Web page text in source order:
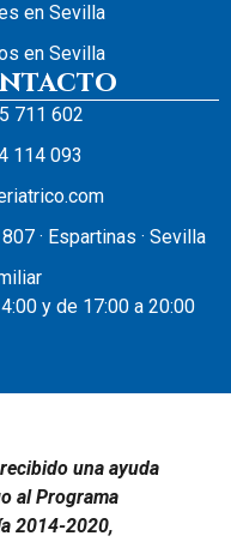
en Sevilla
en Sevilla
711 602
114 093
· Espartinas · Sevilla
y de 17:00 a 20:00
una ayuda
al Programa
2014-2020,